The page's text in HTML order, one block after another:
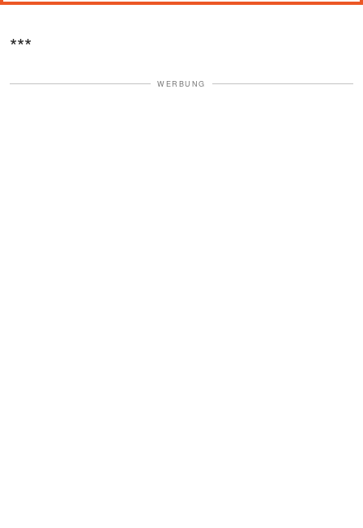
***
WERBUNG